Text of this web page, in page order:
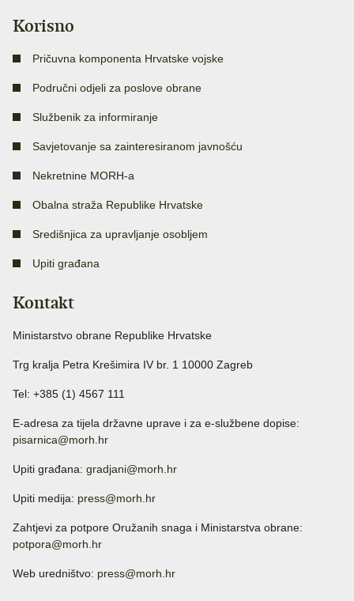
Korisno
Pričuvna komponenta Hrvatske vojske
Područni odjeli za poslove obrane
Službenik za informiranje
Savjetovanje sa zainteresiranom javnošću
Nekretnine MORH-a
Obalna straža Republike Hrvatske
Središnjica za upravljanje osobljem
Upiti građana
Kontakt
Ministarstvo obrane Republike Hrvatske
Trg kralja Petra Krešimira IV br. 1 10000 Zagreb
Tel: +385 (1) 4567 111
E-adresa za tijela državne uprave i za e-službene dopise:
pisarnica@morh.hr
Upiti građana: gradjani@morh.hr
Upiti medija: press@morh.hr
Zahtjevi za potpore Oružanih snaga i Ministarstva obrane:
potpora@morh.hr
Web uredništvo: press@morh.hr